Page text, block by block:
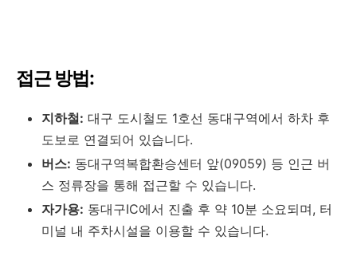
접근 방법:
지하철: 대구 도시철도 1호선 동대구역에서 하차 후
도보로 연결되어 있습니다.
버스: 동대구역복합환승센터 앞(09059) 등 인근 버
스 정류장을 통해 접근할 수 있습니다.
자가용: 동대구IC에서 진출 후 약 10분 소요되며, 터
미널 내 주차시설을 이용할 수 있습니다.